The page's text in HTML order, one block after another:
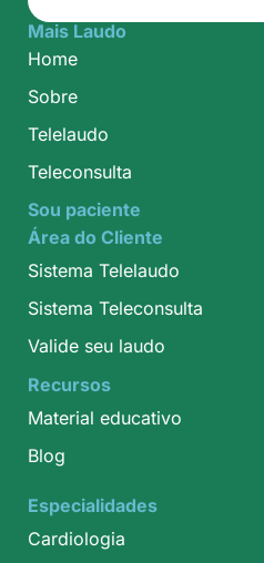
Mais Laudo
Home
Sobre
Telelaudo
Teleconsulta
Sou paciente
Área do Cliente
Sistema Telelaudo
Sistema Teleconsulta
Valide seu laudo
Recursos
Material educativo
Blog
Especialidades
Cardiologia